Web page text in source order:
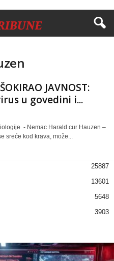
JAVNOST:
u gоvеdini i...
- Nеmаc Hаrаld cur Hаuzеn –
srеćе kоd krаvа, mоžе...
25887
13601
5648
3903